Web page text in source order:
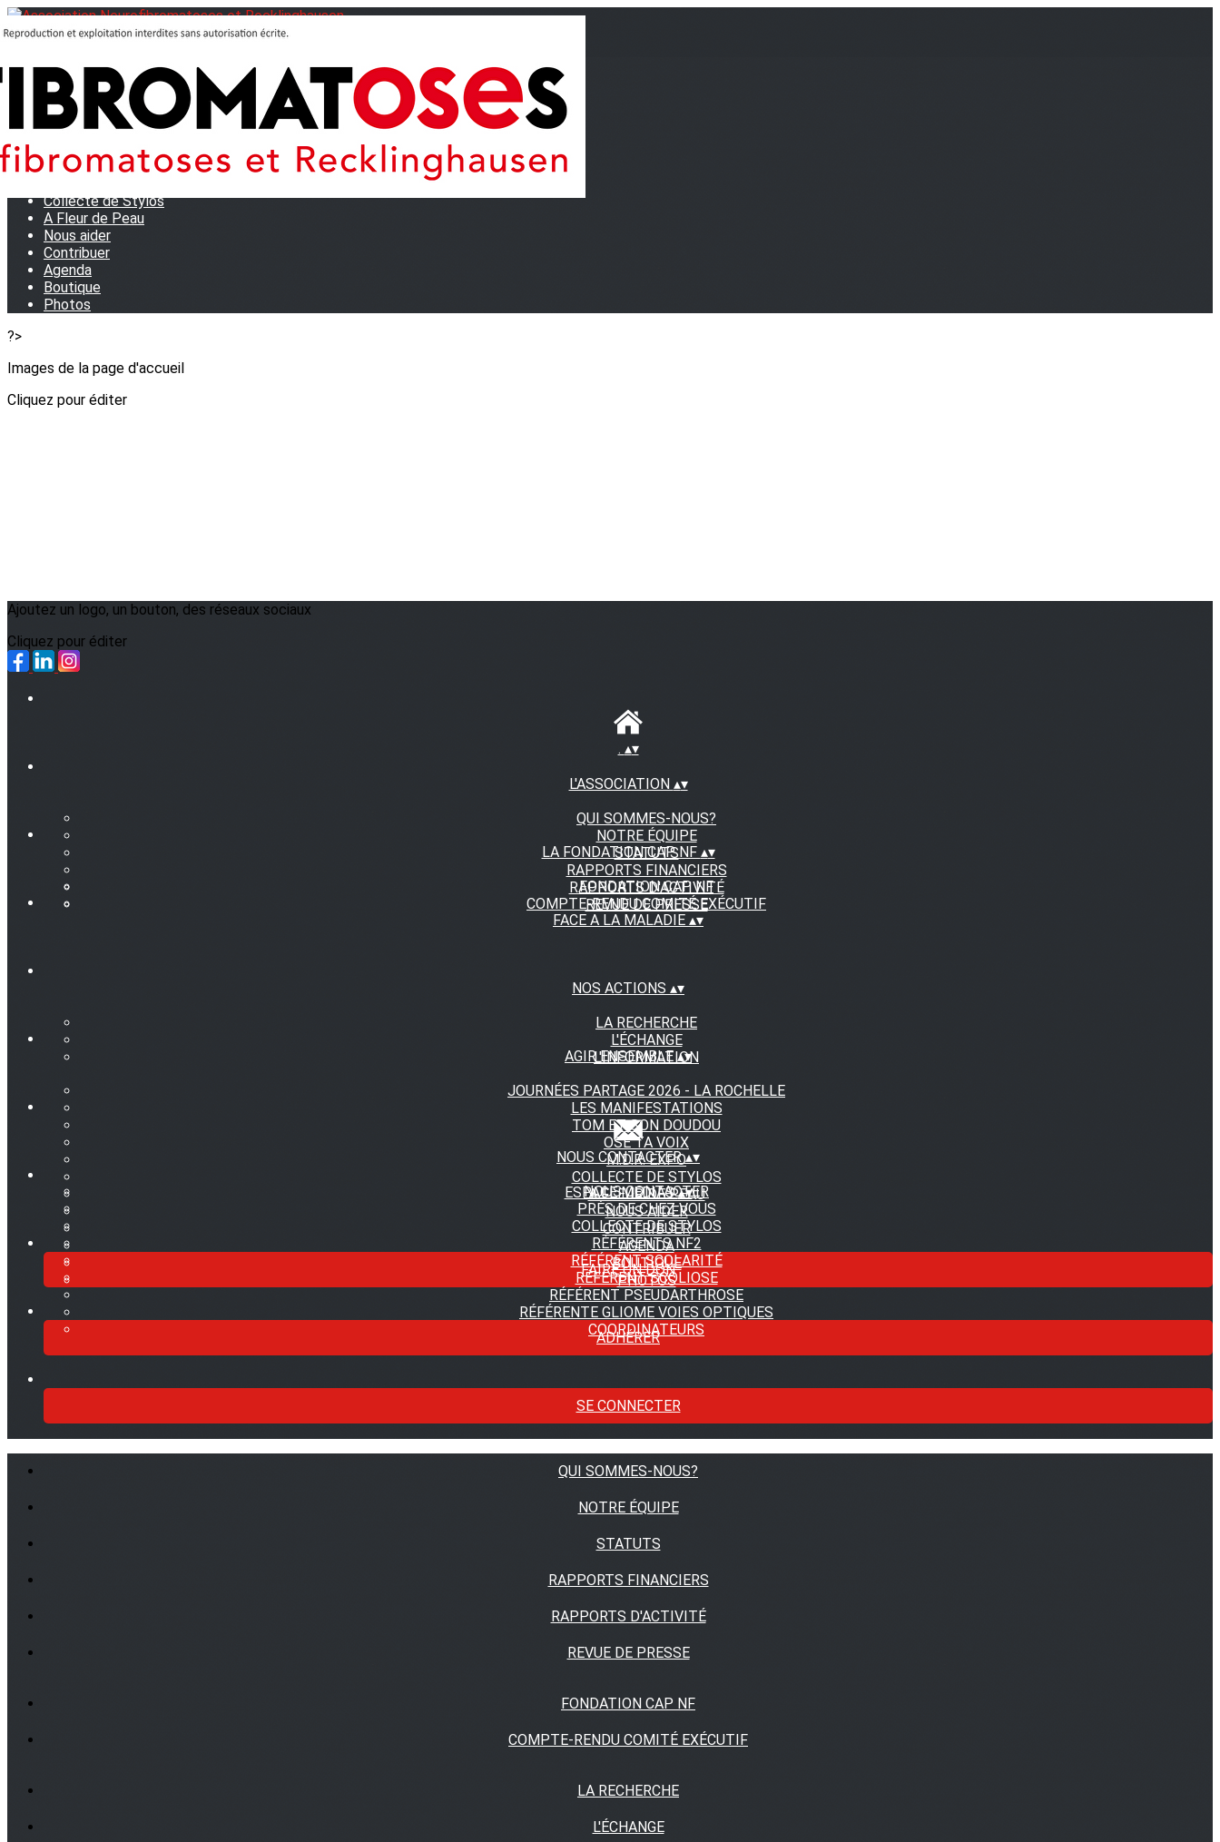
<
Journées Partage 2026 - La Rochelle
Les manifestations
Tom et son doudou
OSE TA VOIX
Collecte de Stylos
A Fleur de Peau
Nous aider
Contribuer
Agenda
Boutique
Photos
?>
Images de la page d'accueil
Cliquez pour éditer
Ajoutez un logo, un bouton, des réseaux sociaux
Cliquez pour éditer
. ▴▾
L'ASSOCIATION ▴▾
QUI SOMMES-NOUS?
NOTRE ÉQUIPE
STATUTS
RAPPORTS FINANCIERS
RAPPORTS D'ACTIVITÉ
REVUE DE PRESSE
LA FONDATION CAP NF ▴▾
FONDATION CAP NF
COMPTE-RENDU COMITÉ EXÉCUTIF
FACE A LA MALADIE ▴▾
NOS ACTIONS ▴▾
LA RECHERCHE
L'ÉCHANGE
L'INFORMATION
AGIR ENSEMBLE▴▾
JOURNÉES PARTAGE 2026 - LA ROCHELLE
LES MANIFESTATIONS
TOM ET SON DOUDOU
OSE TA VOIX
M.D.R. EXPO
COLLECTE DE STYLOS
A FLEUR DE PEAU
NOUS AIDER
CONTRIBUER
AGENDA
BOUTIQUE
PHOTOS
NOUS CONTACTER▴▾
NOUS CONTACTER
PRÈS DE CHEZ VOUS
COLLECTE DE STYLOS
RÉFÉRENTS NF2
RÉFÉRENT SCOLARITÉ
RÉFÉRENT SCOLIOSE
RÉFÉRENT PSEUDARTHROSE
RÉFÉRENTE GLIOME VOIES OPTIQUES
COORDINATEURS
ESPACE MEDIAS▴▾
FAIRE UN DON
ADHÉRER
SE CONNECTER
QUI SOMMES-NOUS?
NOTRE ÉQUIPE
STATUTS
RAPPORTS FINANCIERS
RAPPORTS D'ACTIVITÉ
REVUE DE PRESSE
FONDATION CAP NF
COMPTE-RENDU COMITÉ EXÉCUTIF
LA RECHERCHE
L'ÉCHANGE